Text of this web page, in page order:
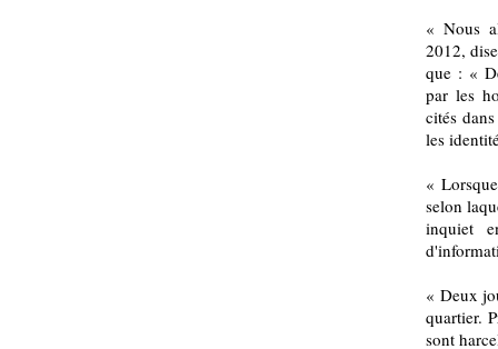
« Nous
2012,
que : «
par les
cités
les
«
selon
inquiet
« Deux
quartier.
sont